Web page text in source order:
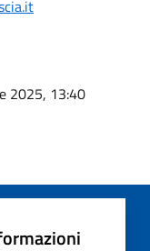
2025, 13:40